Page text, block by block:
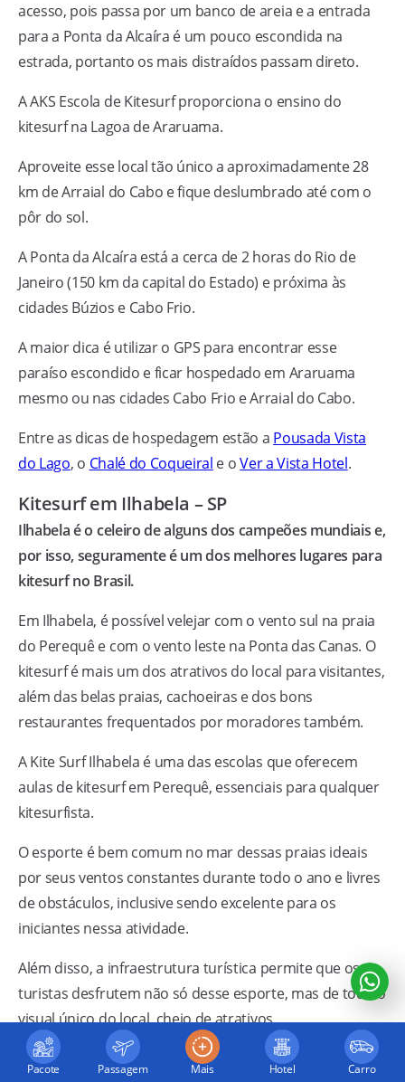
acesso, pois passa por um banco de areia e a entrada
para a Ponta da Alcaíra é um pouco escondida na
estrada, portanto os mais distraídos passam direto.
A AKS Escola de Kitesurf proporciona o ensino do
kitesurf na Lagoa de Araruama.
Aproveite esse local tão único a aproximadamente 28
km de Arraial do Cabo e fique deslumbrado até com o
pôr do sol.
A Ponta da Alcaíra está a cerca de 2 horas do Rio de
Janeiro (150 km da capital do Estado) e próxima às
cidades Búzios e Cabo Frio.
A maior dica é utilizar o GPS para encontrar esse
paraíso escondido e ficar hospedado em Araruama
mesmo ou nas cidades Cabo Frio e Arraial do Cabo.
Entre as dicas de hospedagem estão a Pousada Vista
do Lago, o Chalé do Coqueiral e oVer a Vista Hotel.
Kitesurf em Ilhabela – SP
Ilhabela é o celeiro de alguns dos campeões mundiais e,
por isso, seguramente é um dos melhores lugares para
kitesurf no Brasil.
Em Ilhabela, é possível velejar com o vento sul na praia
do Perequê e com o vento leste na Ponta das Canas. O
kitesurf é mais um dos atrativos do local para visitantes,
além das belas praias, cachoeiras e dos bons
restaurantes frequentados por moradores também.
A Kite Surf Ilhabela é uma das escolas que oferecem
aulas de kitesurf em Perequê, essenciais para qualquer
kitesurfista.
O esporte é bem comum no mar dessas praias ideais
por seus ventos constantes durante todo o ano e livres
de obstáculos, inclusive sendo excelente para os
iniciantes nessa atividade.
Além disso, a infraestrutura turística permite que os
turistas desfrutem não só desse esporte, mas de todo o
visual único do local, cheio de atrativos.
As praias mais indicadas para a prática são Siriúba,
Pacote Passagem Hotel Carro
Mais